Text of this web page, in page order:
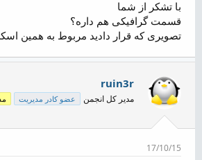
با تشکر از شما
قسمت گرافیکی هم داره؟
تصویری که قرار دادید مربوط به همین
ruin3r
مدیر کل انجمن عضو کادر مدیریت
17/10/15